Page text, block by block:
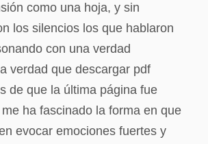
como una hoja, y sin
los silencios los que hablaron
con una verdad
verdad que descargar pdf
de que la última página fue
ha fascinado la forma en que
evocar emociones fuertes y